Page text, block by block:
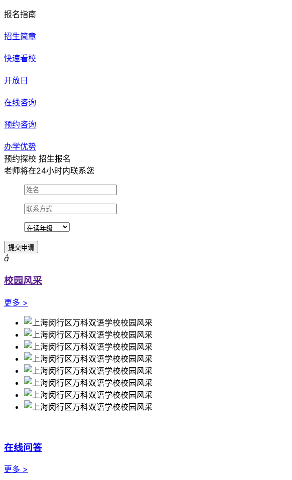
报名指南
招生简章
快速看校
开放日
在线咨询
预约咨询
办学优势
预约探校 招生报名
老师将在24小时内联系您
提交申请

校园风采
更多 >
在线问答
更多 >